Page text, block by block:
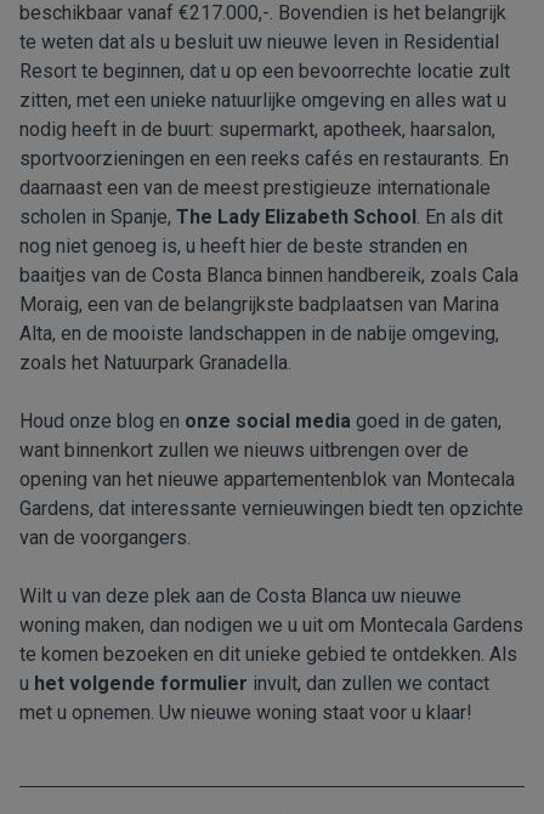
beschikbaar vanaf €217.000,-. Bovendien is het belangrijk
te weten dat als u besluit uw nieuwe leven in Residential
Resort te beginnen, dat u op een bevoorrechte locatie zult
zitten, met een unieke natuurlijke omgeving en alles wat u
nodig heeft in de buurt: supermarkt, apotheek, haarsalon,
sportvoorzieningen en een reeks cafés en restaurants. En
daarnaast een van de meest prestigieuze internationale
scholen in Spanje, The Lady Elizabeth School . En als dit
nog niet genoeg is, u heeft hier de beste stranden en
baaitjes van de Costa Blanca binnen handbereik, zoals Cala
Moraig, een van de belangrijkste badplaatsen van Marina
Alta, en de mooiste landschappen in de nabije omgeving,
zoals het Natuurpark Granadella.
Houd onze blog en onze social media goed in de gaten,
want binnenkort zullen we nieuws uitbrengen over de
opening van het nieuwe appartementenblok van Montecala
Gardens, dat interessante vernieuwingen biedt ten opzichte
van de voorgangers.
Wilt u van deze plek aan de Costa Blanca uw nieuwe
woning maken, dan nodigen we u uit om Montecala Gardens
te komen bezoeken en dit unieke gebied te ontdekken. Als
u het volgende formulier invult, dan zullen we contact
met u opnemen. Uw nieuwe woning staat voor u klaar!